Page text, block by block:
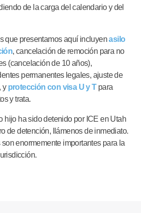
de la carga del calendario y del
que presentamos aquí incluyenasilo
, cancelación de remoción para no
(cancelación de 10 años),
permanentes legales, ajuste de
y protección con visa U y Tpara
y trata.
hijo ha sido detenido por ICE en Utah
de detención, llámenos de inmediato.
enormemente importantes para la